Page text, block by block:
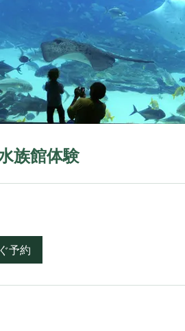
族館体験
予約